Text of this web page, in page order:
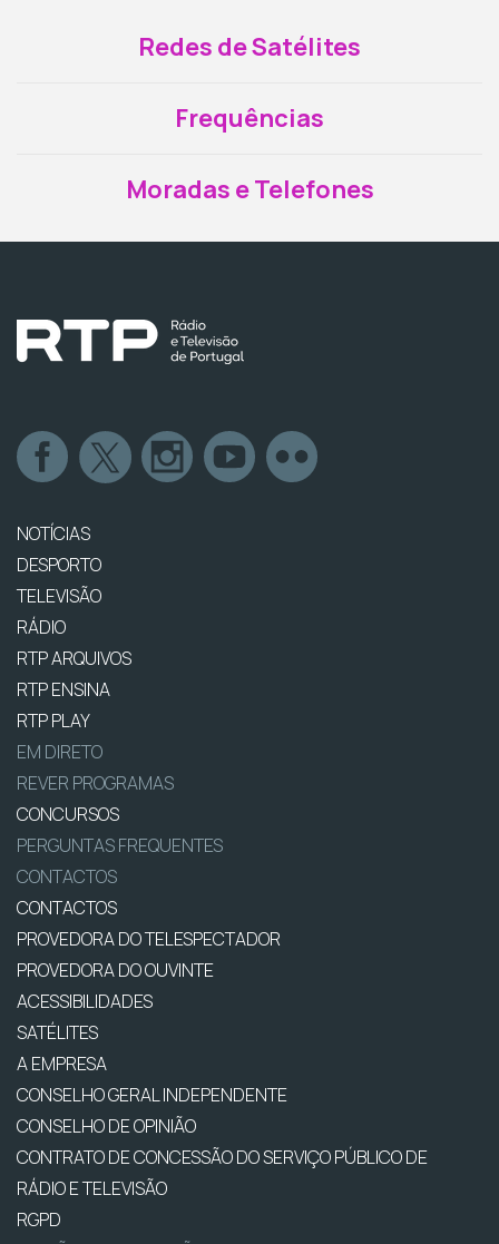
Redes de Satélites
Frequências
Moradas e Telefones
NOTÍCIAS
DESPORTO
TELEVISÃO
RÁDIO
RTP ARQUIVOS
RTP ENSINA
RTP PLAY
EM DIRETO
REVER PROGRAMAS
CONCURSOS
PERGUNTAS FREQUENTES
CONTACTOS
CONTACTOS
PROVEDORA DO TELESPECTADOR
PROVEDORA DO OUVINTE
ACESSIBILIDADES
SATÉLITES
A EMPRESA
CONSELHO GERAL INDEPENDENTE
CONSELHO DE OPINIÃO
CONTRATO DE CONCESSÃO DO SERVIÇO PÚBLICO DE
RÁDIO E TELEVISÃO
RGPD